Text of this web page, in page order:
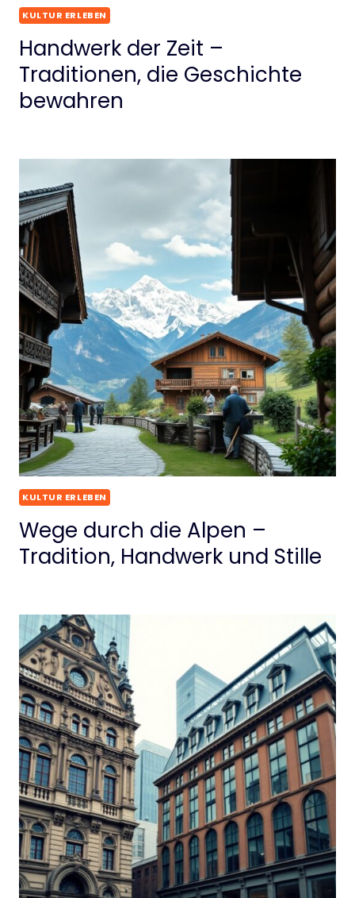
KULTUR ERLEBEN
Handwerk der Zeit –
Traditionen, die Geschichte
bewahren
KULTUR ERLEBEN
Wege durch die Alpen –
Tradition, Handwerk und Stille